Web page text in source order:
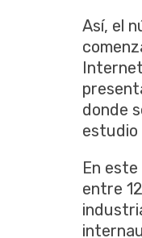
Así, el
donde
estudio
En
entre